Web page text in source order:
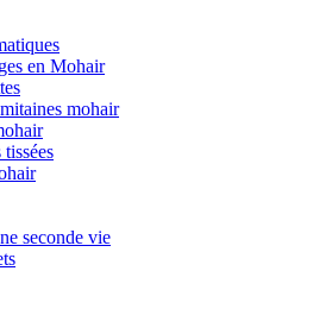
en Mohair
mohair
seconde vie